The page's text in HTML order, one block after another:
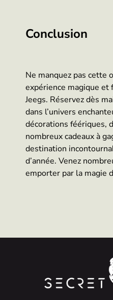
Conclusion
Ne manquez pas cette
expérience magique et
Jeegs. Réservez dès
dans l’univers
décorations féériques,
nombreux cadeaux à
destination
d’année. Venez
emporter par la magie